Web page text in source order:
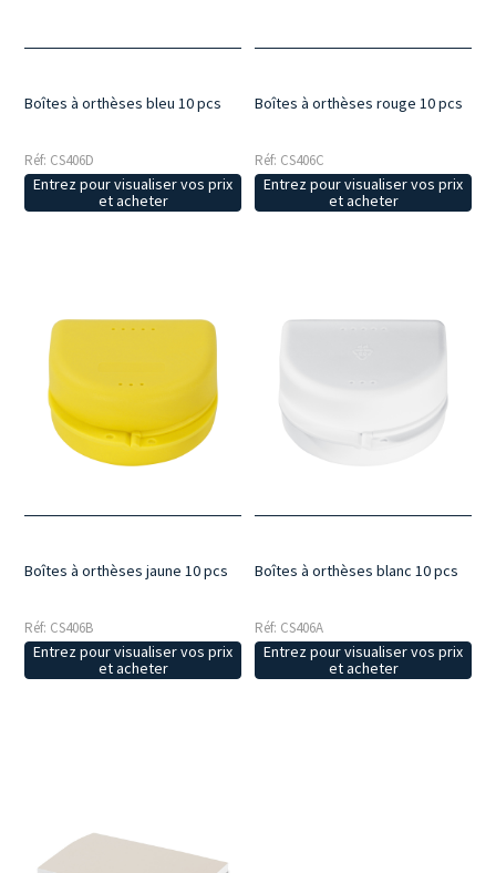
Boîtes à orthèses bleu 10 pcs
Réf: CS406D
Entrez pour visualiser vos prix
et acheter
Boîtes à orthèses rouge 10 pcs
Réf: CS406C
Entrez pour visualiser vos prix
et acheter
Boîtes à orthèses jaune 10 pcs
Réf: CS406B
Entrez pour visualiser vos prix
et acheter
Boîtes à orthèses blanc 10 pcs
Réf: CS406A
Entrez pour visualiser vos prix
et acheter